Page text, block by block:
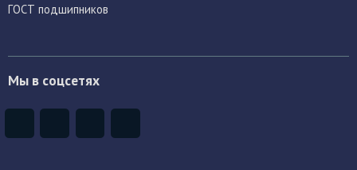
ГОСТ подшипников
Мы в соцсетях